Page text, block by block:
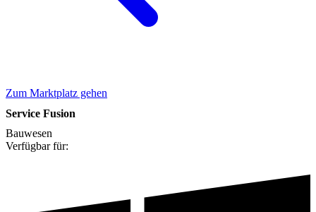
Zum Marktplatz gehen
Service Fusion
Bauwesen
Verfügbar für: